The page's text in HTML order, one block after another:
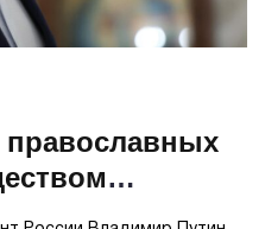
православных